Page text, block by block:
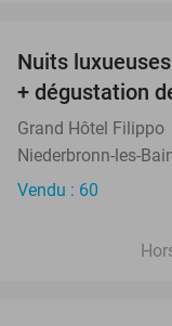
Nuits
+ dégustation
Grand Hôtel Filippo
Niederbronn-les-
Vendu : 60